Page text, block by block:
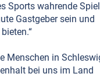
Sports wahrende
Gastgeber sein und
Menschen in
bei uns im Land